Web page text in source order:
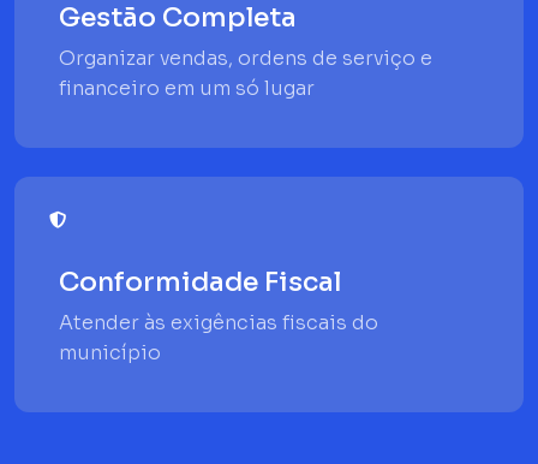
Gestão Completa
Organizar vendas, ordens de serviço e
financeiro em um só lugar
Conformidade Fiscal
Atender às exigências fiscais do
município